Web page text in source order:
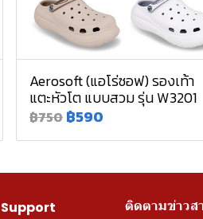
Aerosoft (แอโร่ซอฟ) รองเท้า
แตะหัวโต แบบสวม รุ่น W3201
฿750 ฿590
Support ติดตามข่าวส